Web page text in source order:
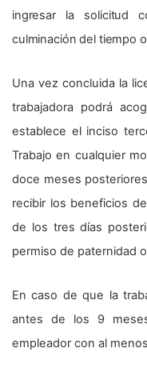
ingresar la solicitud
culminación del tiempo
Una vez concluida la
trabajadora podrá
establece el inciso
Trabajo en cualquier
doce meses
recibir los beneficios
de los tres días
permiso de paternidad
En caso de que la
antes de los 9
empleador con al